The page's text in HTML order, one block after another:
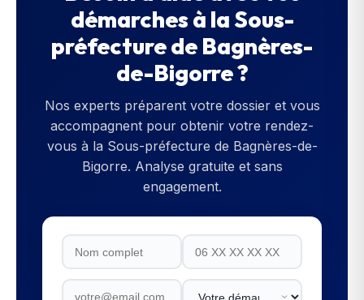
démarches à laSous-
préfecture de Bagnères-
de-Bigorre?
Nos experts préparent votre dossier et vous
accompagnent pour obtenir votre rendez-
vous à la Sous-préfecture de Bagnères-de-
Bigorre. Analyse gratuite et sans
engagement.